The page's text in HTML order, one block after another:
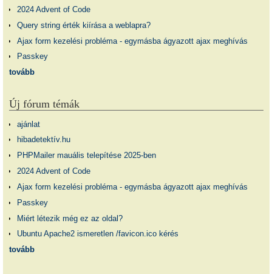
2024 Advent of Code
Query string érték kiírása a weblapra?
Ajax form kezelési probléma - egymásba ágyazott ajax meghívás
Passkey
tovább
Új fórum témák
ajánlat
hibadetektív.hu
PHPMailer mauális telepítése 2025-ben
2024 Advent of Code
Ajax form kezelési probléma - egymásba ágyazott ajax meghívás
Passkey
Miért létezik még ez az oldal?
Ubuntu Apache2 ismeretlen /favicon.ico kérés
tovább